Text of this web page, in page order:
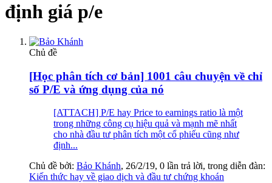
định giá p/e
Chủ đề
[Học phân tích cơ bản] 1001 câu chuyện về chỉ
số P/E và ứng dụng của nó
[ATTACH] P/E hay Price to earnings ratio là một
trong những công cụ hiệu quả và mạnh mẽ nhất
cho nhà đầu tư phân tích một cổ phiếu cũng như
định...
Chủ đề bởi: Bảo Khánh, 26/2/19, 0 lần trả lời, trong diễn đàn:
Kiến thức hay về giao dịch và đầu tư chứng khoán